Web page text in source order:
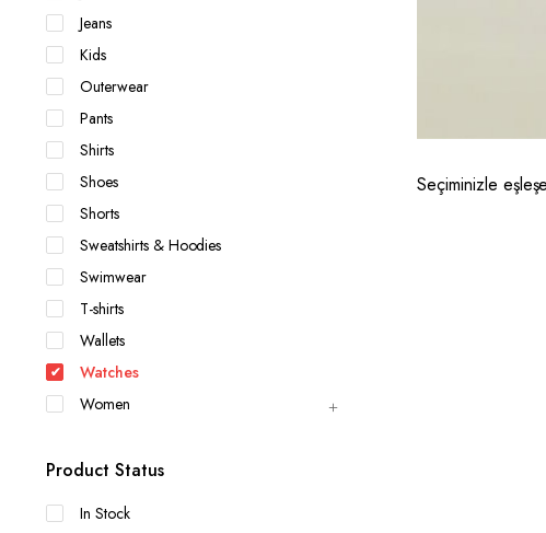
Seçiminizle
Jeans
Kids
Outerwear
Pants
Shirts
Shoes
Shorts
Sweatshirts & Hoodies
Swimwear
T-shirts
Wallets
Watches
Women
Product Status
In Stock